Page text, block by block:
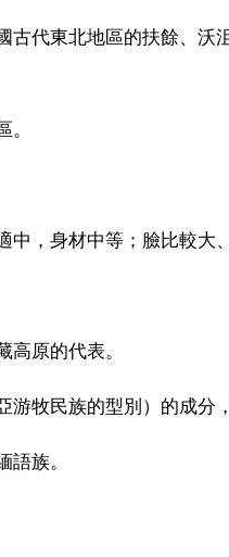
古代東北地區的扶餘、
，身材中等；臉比較大
原的代表。
牧民族的型別）的成分
族。